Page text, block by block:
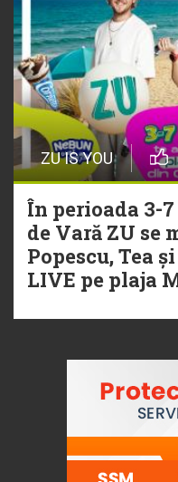
ZU IS YOU
În perioada 3-
de Vară ZU se
Popescu, Tea
LIVE pe plaja